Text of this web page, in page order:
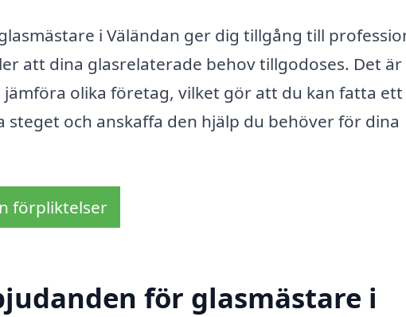
i Väländan ger dig tillgång till
att dina glasrelaterade behov tillgodoses. Det är
olika företag, vilket gör att du kan fatta ett
och anskaffa den hjälp du behöver för dina
förpliktelser
för glasmästare i